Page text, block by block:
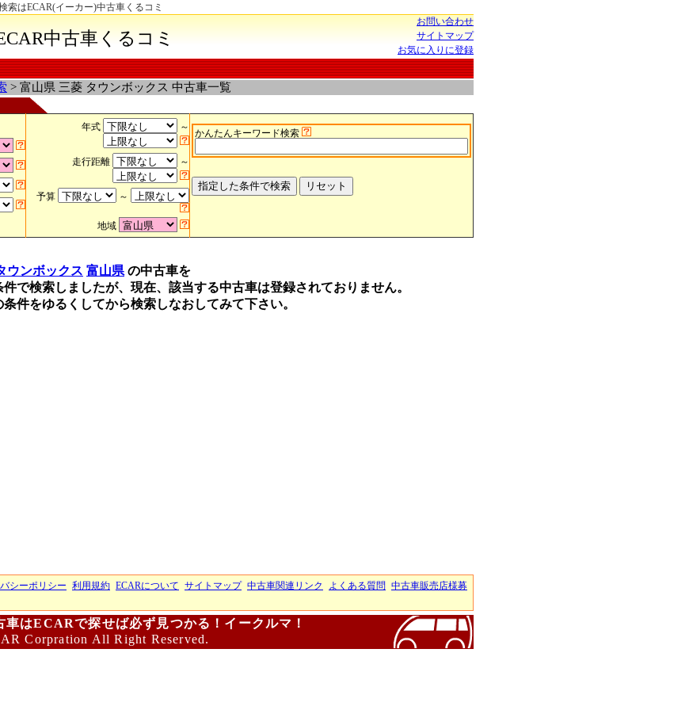
索はECAR(イーカー)中古車くるコミ
中古車くるコミ
お問い合わせ
サイトマップ
お気に入りに登録
> 富山県 三菱 タウンボックス 中古車一覧
年式 ～
走行距離 ～
予算 ～
地域
かんたんキーワード検索
ウンボックス 富山県 の中古車を
件で検索しましたが、現在、該当する中古車は登録されておりません。
条件をゆるくしてから検索しなおしてみて下さい。
シーポリシー 利用規約 ECARについて サイトマップ 中古車関連リンク よくある質問 中古車販売店様募
はECARで探せば必ず見つかる！イークルマ！
Corpration All Right Reserved.